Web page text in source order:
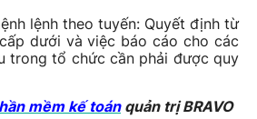
lệnh theo tuyến: Quyết định từ
dưới và việc báo cáo cho các
trong tổ chức cần phải được quy
mềm kế toánquản trị BRAVO